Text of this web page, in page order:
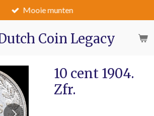
Coin Legacy
Mooie munten
10 cent 1904.
Zfr.